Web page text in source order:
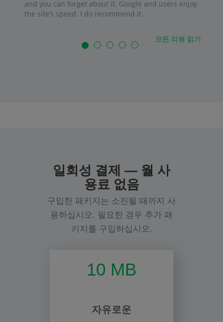
and you can forget about it. Google and users enjoy
the site’s speed. I do recommend it.
모든 리뷰 읽기
일회성 결제 — 월 사
용료 없음
구입한 패키지는 소진될 때까지 사
용하십시오. 필요한 경우 추가 패
키지를 구입하십시오.
10 MB
자유로운